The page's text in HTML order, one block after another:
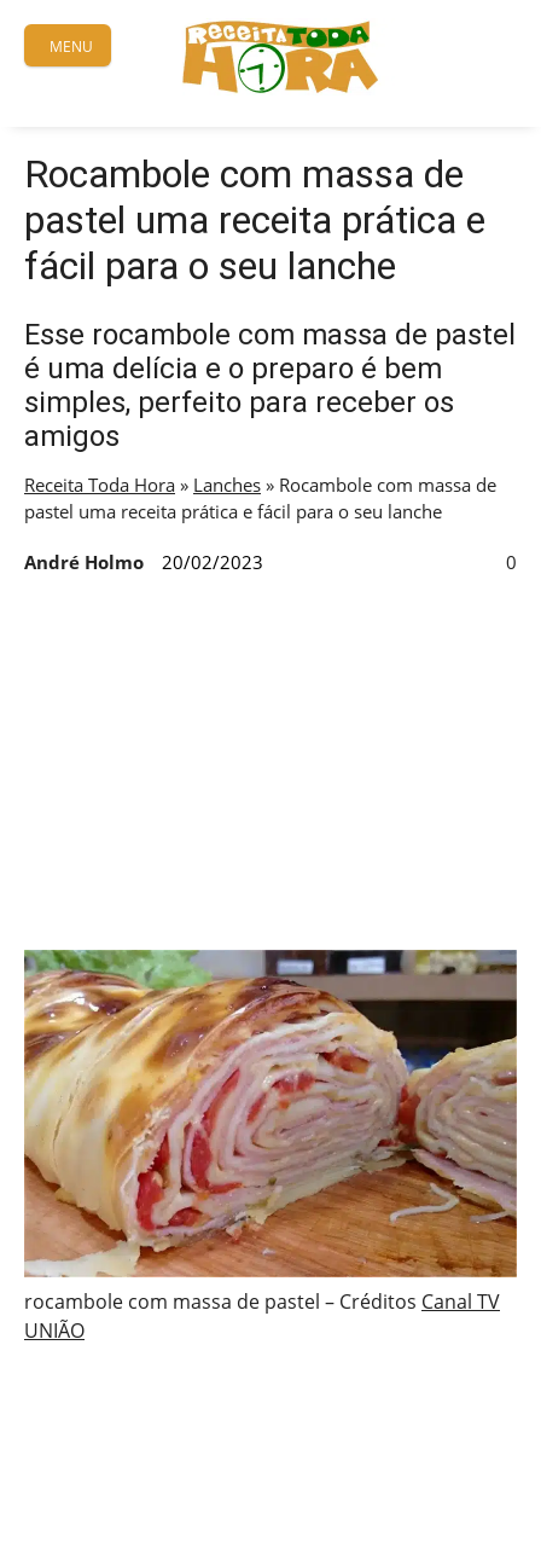
content
MENU
Rocambole com massa de
pastel uma receita prática e
fácil para o seu lanche
Esse rocambole com massa de pastel
é uma delícia e o preparo é bem
simples, perfeito para receber os
amigos
Receita Toda Hora » Lanches » Rocambole com massa de
pastel uma receita prática e fácil para o seu lanche
André Holmo 20/02/2023 0
rocambole com massa de pastel – Créditos Canal TV
UNIÃO